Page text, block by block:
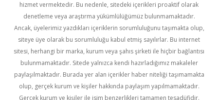
hizmet vermektedir. Bu nedenle, sitedeki içerikleri proaktif olarak
denetleme veya araştırma yükümlülüğümüz bulunmamaktadır.
Ancak, üyelerimiz yazdıkları içeriklerin sorumluluğunu taşımakta olup,
siteye üye olarak bu sorumluluğu kabul etmiş sayılırlar. Bu internet
sitesi, herhangi bir marka, kurum veya şahıs şirketi ile hiçbir bağlantısı
bulunmamaktadır. Sitede yalnızca kendi hazırladığımız makaleler
paylaşılmaktadır. Burada yer alan içerikler haber niteliği taşımamakta
olup, gerçek kurum ve kişiler hakkında paylaşım yapılmamaktadır.
Gerçek kurum ve kişiler ile isim benzerlikleri tamamen tesadüfidir.